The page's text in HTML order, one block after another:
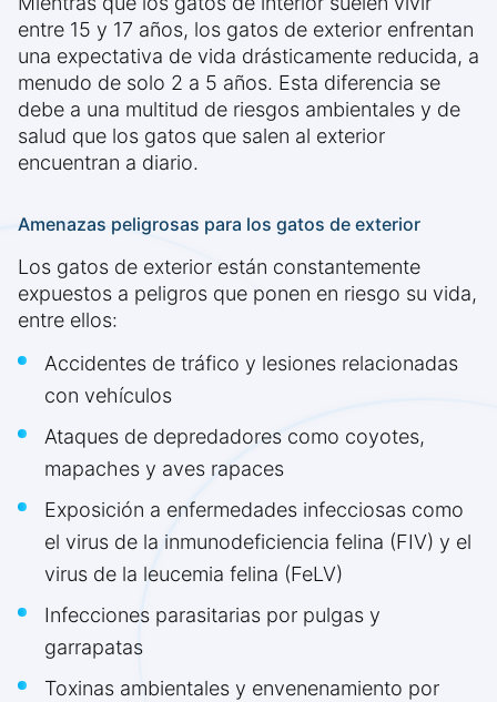
entre 15 y 17 años, los gatos de exterior enfrentan
una expectativa de vida drásticamente reducida, a
menudo de solo 2 a 5 años. Esta diferencia se
debe a una multitud de riesgos ambientales y de
salud que los gatos que salen al exterior
encuentran a diario.
Amenazas peligrosas para los gatos de exterior
Los gatos de exterior están constantemente
expuestos a peligros que ponen en riesgo su vida,
entre ellos:
Accidentes de tráfico y lesiones relacionadas
con vehículos
Ataques de depredadores como coyotes,
mapaches y aves rapaces
Exposición a enfermedades infecciosas como
el virus de la inmunodeficiencia felina (FIV) y el
virus de la leucemia felina (FeLV)
Infecciones parasitarias por pulgas y
garrapatas
Toxinas ambientales y envenenamiento por